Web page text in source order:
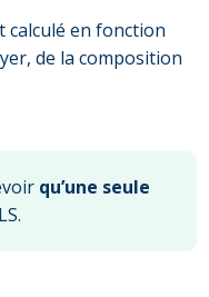
calculé en fonction
de la composition
qu’une seule